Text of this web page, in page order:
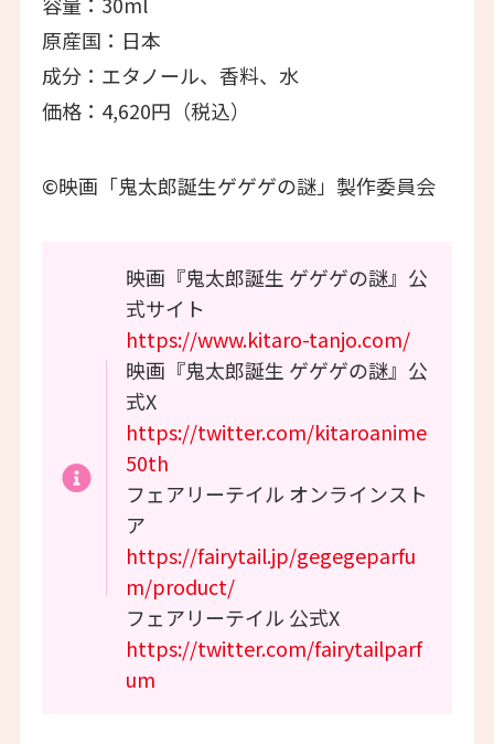
原産国：日本
成分：エタノール、香料、水
価格：4,620円（税込）
©映画「鬼太郎誕生ゲゲゲの謎」製作委員会
映画『鬼太郎誕生 ゲゲゲの謎』公
式サイト
https://www.kitaro-tanjo.com/
映画『鬼太郎誕生 ゲゲゲの謎』公
式X
https://twitter.com/kitaroanime
50th
フェアリーテイル オンラインスト
ア
https://fairytail.jp/gegegeparfu
m/product/
フェアリーテイル 公式X
https://twitter.com/fairytailparf
um